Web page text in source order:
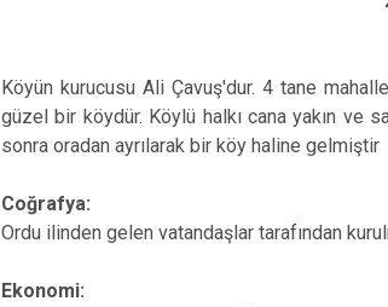
Köyün kurucusu Ali Çavuş'dur. 4 tane
güzel bir köydür. Köylü halkı cana yakın ve
sonra oradan ayrılarak bir köy haline gelmiştir
Coğrafya:
Ordu ilinden gelen vatandaşlar tarafından
Ekonomi: